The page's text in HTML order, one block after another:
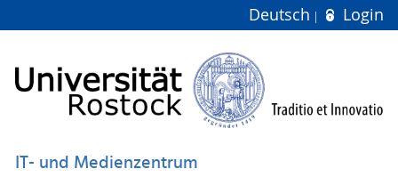
Deutsch Login
IT- und Medienzentrum